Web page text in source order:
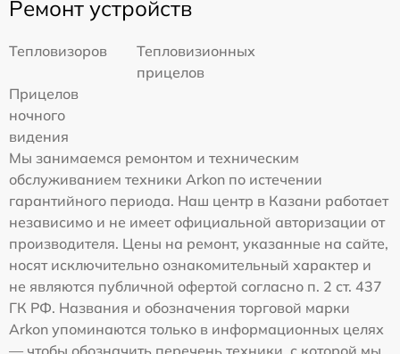
Ремонт устройств
Тепловизоров
Тепловизионных
прицелов
Прицелов
ночного
видения
Мы занимаемся ремонтом и техническим
обслуживанием техники Arkon по истечении
гарантийного периода. Наш центр в Казани работает
независимо и не имеет официальной авторизации от
производителя. Цены на ремонт, указанные на сайте,
носят исключительно ознакомительный характер и
не являются публичной офертой согласно п. 2 ст. 437
ГК РФ. Названия и обозначения торговой марки
Arkon упоминаются только в информационных целях